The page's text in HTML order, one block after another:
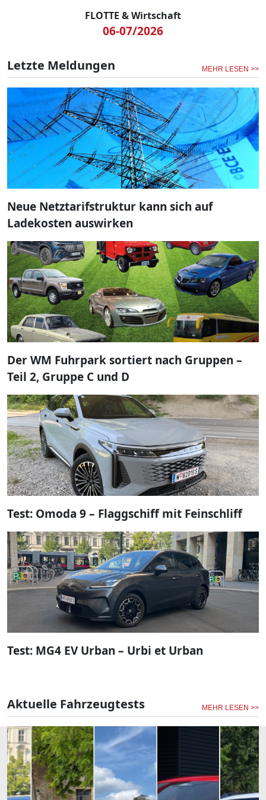
FLOTTE & Wirtschaft
06-07/2026
Letzte Meldungen MEHR LESEN >>
Neue Netztarifstruktur kann sich auf
Ladekosten auswirken
Der WM Fuhrpark sortiert nach Gruppen –
Teil 2, Gruppe C und D
Test: Omoda 9 – Flaggschiff mit Feinschliff
Test: MG4 EV Urban – Urbi et Urban
Aktuelle Fahrzeugtests MEHR LESEN >>